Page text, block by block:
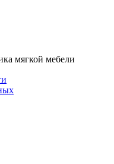
мягкой мебели